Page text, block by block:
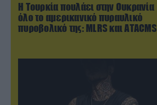
Η Τουρκία πουλάει στην Ουκρανία
όλο το αμερικανικό πυραυλικό
πυροβολικό της: MLRS και ΑΤΑCMS